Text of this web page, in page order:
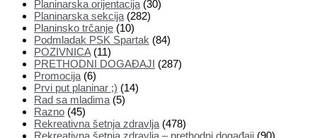
Planinarska orijentacija (30)
Planinarska sekcija (282)
Planinsko trčanje (10)
Podmladak PSK Spartak (84)
POZIVNICA(11)
PRETHODNI DOGAĐAJI (287)
Promocija (6)
Prvi put planinar ;) (14)
Rad sa mladima (5)
Razno (45)
Rekreativna šetnja zdravlja (478)
Rekreativna šetnja zdravlja – prethodni događaji (90)